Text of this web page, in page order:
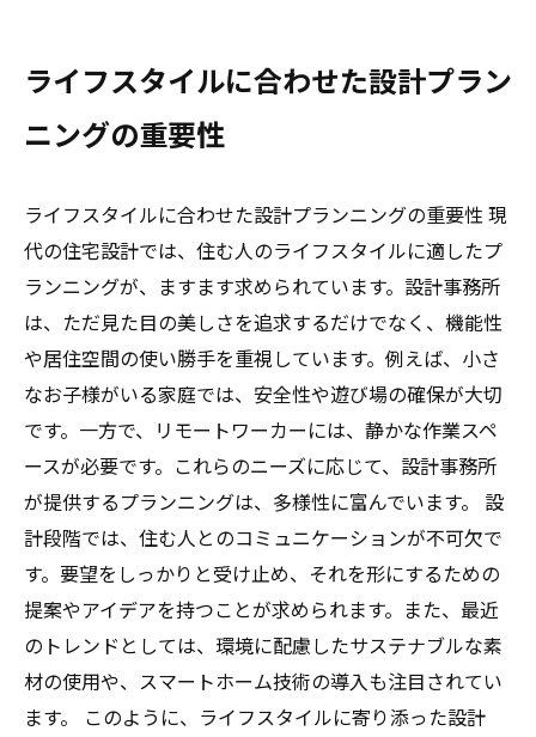
ライフスタイルに合わせた設計プラン
ニングの重要性
ライフスタイルに合わせた設計プランニングの重要性 現
代の住宅設計では、住む人のライフスタイルに適したプ
ランニングが、ますます求められています。設計事務所
は、ただ見た目の美しさを追求するだけでなく、機能性
や居住空間の使い勝手を重視しています。例えば、小さ
なお子様がいる家庭では、安全性や遊び場の確保が大切
です。一方で、リモートワーカーには、静かな作業スペ
ースが必要です。これらのニーズに応じて、設計事務所
が提供するプランニングは、多様性に富んでいます。 設
計段階では、住む人とのコミュニケーションが不可欠で
す。要望をしっかりと受け止め、それを形にするための
提案やアイデアを持つことが求められます。また、最近
のトレンドとしては、環境に配慮したサステナブルな素
材の使用や、スマートホーム技術の導入も注目されてい
ます。 このように、ライフスタイルに寄り添った設計